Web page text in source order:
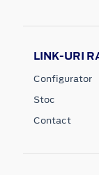
LINK-URI
Configurator
Stoc
Contact